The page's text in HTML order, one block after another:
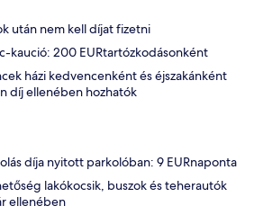
után nem kell díjat fizetni
kaució: 200 EURtartózkodásonként
házi kedvencenként és éjszakánként
díj ellenében hozhatók
díja nyitott parkolóban: 9 EURnaponta
lakókocsik, buszok és teherautók
ellenében